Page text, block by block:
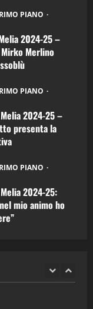
PIANO
2024-25 –
Merlino
PIANO
2024-25 –
presenta la
PIANO
2024-25:
mio animo ho
27^ Puntata
26^ Puntata
30^ Puntata